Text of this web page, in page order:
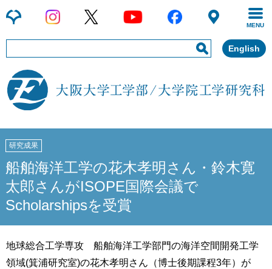
MENU
English
研究成果
船舶海洋工学の花木孝明さん・鈴木寛
太郎さんがISOPE国際会議で
Scholarshipsを受賞
地球総合工学専攻 船舶海洋工学部門の海洋空間開発工学
領域(箕浦研究室)の花木孝明さん（博士後期課程3年）が